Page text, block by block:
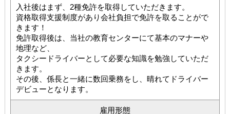
入社後はまず、2種免許を取得していただきます。
資格取得支援制度があり会社負担で免許を取ることがで
きます！
免許取得後は、当社の教育センターにて基本のマナーや
地理など、
タクシードライバーとして必要な知識を勉強していただ
きます。
その後、係長と一緒に数回乗務をし、晴れてドライバー
デビューとなります。
雇用形態